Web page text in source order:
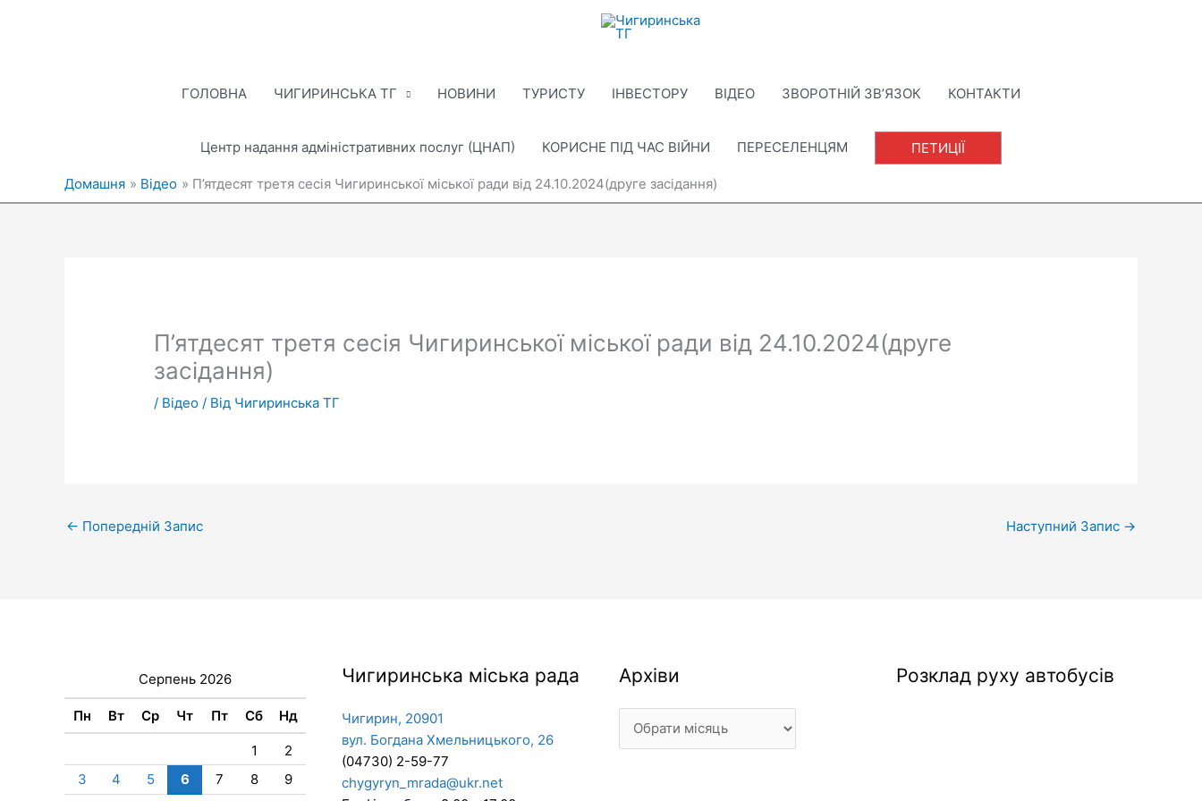
ГОЛОВНА ЧИГИРИНСЬКА ТГ НОВИНИ ТУРИСТУ ІНВЕСТОРУ ВІДЕО ЗВОРОТНІЙ ЗВ’ЯЗОК КОНТАКТИ
Центр надання адміністративних послуг (ЦНАП) КОРИСНЕ ПІД ЧАС ВІЙНИ ПЕРЕСЕЛЕНЦЯМ ПЕТИЦІЇ
Домашня Відео П’ятдесят третя сесія Чигиринської міської ради від 24.10.2024(друге засідання)
П’ятдесят третя сесія Чигиринської міської ради від 24.10.2024(друге
засідання)
/ Відео / Від Чигиринська ТГ
← Попередній Запис Наступний Запис →
Серпень 2026
Пн Вт Ср Чт Пт Сб Нд
1
2
3
4 5 6 7 8
9
Чигиринська міська рада
Чигирин, 20901
вул. Богдана Хмельницького, 26
(04730) 2-59-77
chygyryn_mrada@ukr.net
Архіви
Архіви Розклад руху автобусів